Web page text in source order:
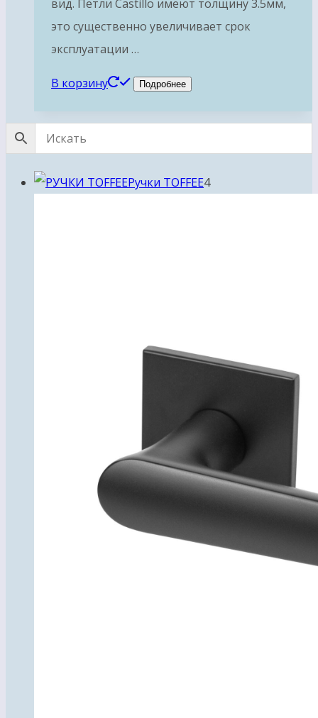
вид. Петли Castillo имеют толщину 3.5мм,
это существенно увеличивает срок
эксплуатации …
В корзину Подробнее
Ручки TOFFEE44